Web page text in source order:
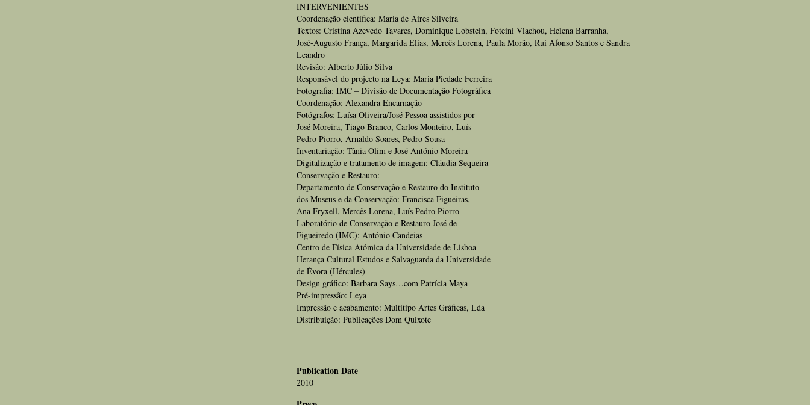
INTERVENIENTES
Coordenação científica: Maria de Aires Silveira
Textos: Cristina Azevedo Tavares, Dominique Lobstein, Foteini Vlachou, Helena Barranha,
José-Augusto França, Margarida Elias, Mercês Lorena, Paula Morão, Rui Afonso Santos e Sandra
Leandro
Revisão: Alberto Júlio Silva
Responsável do projecto na Leya: Maria Piedade Ferreira
Fotografia: IMC – Divisão de Documentação Fotográfica
Coordenação: Alexandra Encarnação
Fotógrafos: Luísa Oliveira/José Pessoa assistidos por
José Moreira, Tiago Branco, Carlos Monteiro, Luís
Pedro Piorro, Arnaldo Soares, Pedro Sousa
Inventariação: Tânia Olim e José António Moreira
Digitalização e tratamento de imagem: Cláudia Sequeira
Conservação e Restauro:
Departamento de Conservação e Restauro do Instituto
dos Museus e da Conservação: Francisca Figueiras,
Ana Fryxell, Mercês Lorena, Luís Pedro Piorro
Laboratório de Conservação e Restauro José de
Figueiredo (IMC): António Candeias
Centro de Física Atómica da Universidade de Lisboa
Herança Cultural Estudos e Salvaguarda da Universidade
de Évora (Hércules)
Design gráfico: Barbara Says…com Patrícia Maya
Pré-impressão: Leya
Impressão e acabamento: Multitipo Artes Gráficas, Lda
Distribuição: Publicações Dom Quixote
Publication Date
2010